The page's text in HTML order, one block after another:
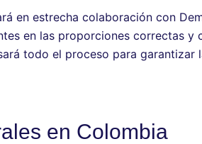
en estrecha colaboración con
en las proporciones correctas y
todo el proceso para garantizar
en Colombia